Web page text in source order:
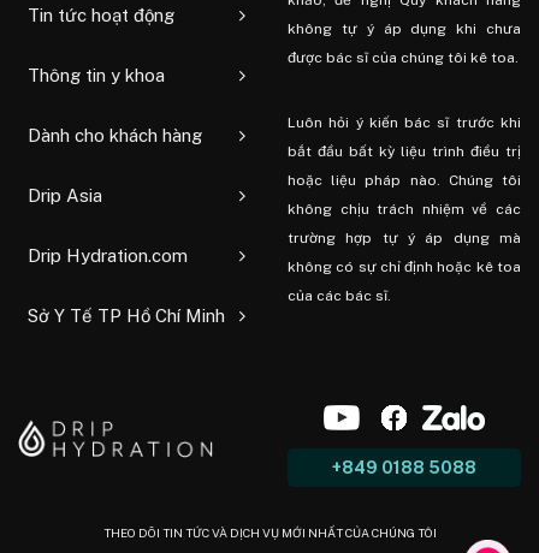
Tin tức hoạt động
Thông tin y khoa
Dành cho khách hàng
Drip Asia
Drip Hydration.com
Sở Y Tế TP Hồ Chí Minh
không tự ý áp dụng khi chưa
được bác sĩ của chúng tôi kê toa.
Luôn hỏi ý kiến ​​bác sĩ trước khi
bắt đầu bất kỳ liệu trình điều trị
hoặc liệu pháp nào. Chúng tôi
không chịu trách nhiệm về các
trường hợp tự ý áp dụng mà
không có sự chỉ định hoặc kê toa
của các bác sĩ.
+849 0188 5088
THEO DÕI TIN TỨC VÀ DỊCH VỤ MỚI NHẤT CỦA CHÚNG TÔI